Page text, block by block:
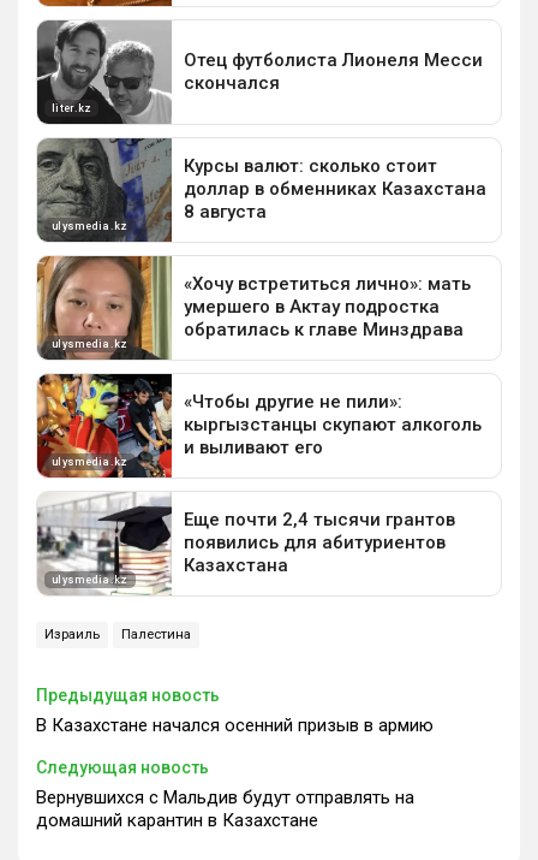
Израиль Палестина
Предыдущая новость
В Казахстане начался осенний призыв в армию
Следующая новость
Вернувшихся с Мальдив будут отправлять на
домашний карантин в Казахстане